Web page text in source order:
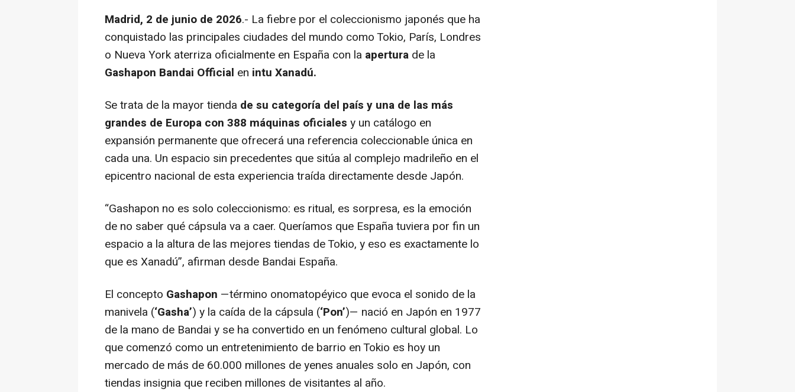
Madrid, 2 de junio de 2026.- La fiebre por el coleccionismo japonés que ha
conquistado las principales ciudades del mundo como Tokio, París, Londres
o Nueva York aterriza oficialmente en España con la apertura de la
Gashapon Bandai Official en intu Xanadú.
Se trata de la mayor tienda de su categoría del país y una de las más
grandes de Europa con 388 máquinas oficiales y un catálogo en
expansión permanente que ofrecerá una referencia coleccionable única en
cada una. Un espacio sin precedentes que sitúa al complejo madrileño en el
epicentro nacional de esta experiencia traída directamente desde Japón.
“Gashapon no es solo coleccionismo: es ritual, es sorpresa, es la emoción
de no saber qué cápsula va a caer. Queríamos que España tuviera por fin un
espacio a la altura de las mejores tiendas de Tokio, y eso es exactamente lo
que es Xanadú”, afirman desde Bandai España.
El concepto Gashapon —término onomatopéyico que evoca el sonido de la
manivela (‘Gasha’) y la caída de la cápsula (‘Pon’)— nació en Japón en 1977
de la mano de Bandai y se ha convertido en un fenómeno cultural global. Lo
que comenzó como un entretenimiento de barrio en Tokio es hoy un
mercado de más de 60.000 millones de yenes anuales solo en Japón, con
tiendas insignia que reciben millones de visitantes al año.